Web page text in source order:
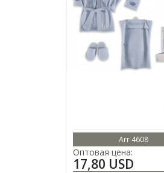
Arr 4608
Оптовая цена:
17,80 USD